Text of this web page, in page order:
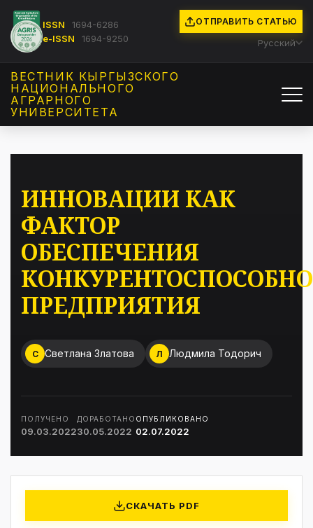
ISSN
1694-6286
e-ISSN
1694-9250
ОТПРАВИТЬ СТАТЬЮ
Русский
ВЕСТНИК КЫРГЫЗCКОГО
НАЦИОНАЛЬНОГО
АГРАРНОГО
УНИВЕРСИТЕТА
ИННОВАЦИИ КАК
ФАКТОР
ОБЕСПЕЧЕНИЯ
ПРЕДПРИЯТИЯ
С Светлана Златова Л Людмила Тодорич
ПОЛУЧЕНО
09.03.2022
ДОРАБОТАНО
30.05.2022
ОПУБЛИКОВАНО
02.07.2022
СКАЧАТЬ PDF